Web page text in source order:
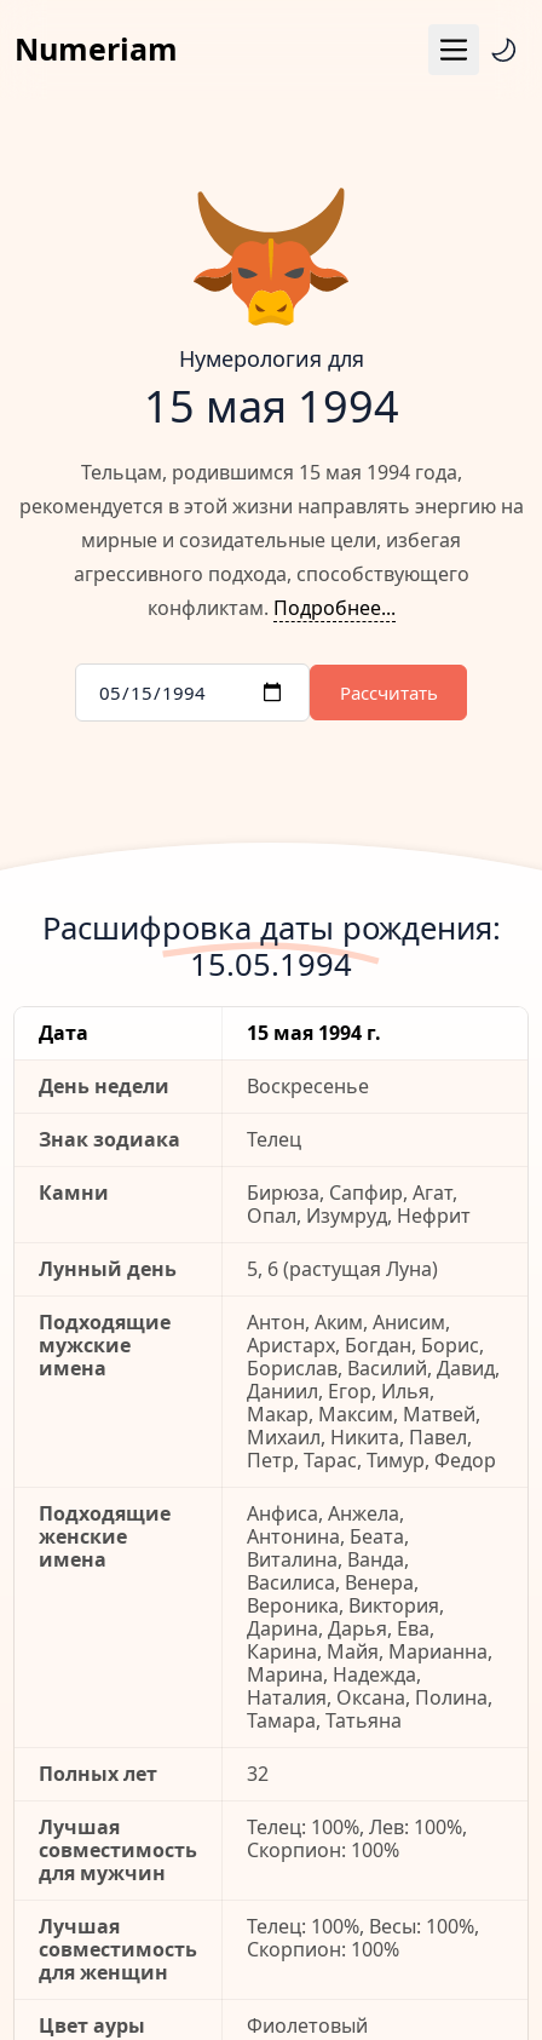
Numeriam Меню
Матрица судьбы
Гороскоп
Календарь
Нумерология для
15 мая 1994
Тельцам, родившимся 15 мая 1994 года,
рекомендуется в этой жизни направлять энергию на
мирные и созидательные цели, избегая
агрессивного подхода, способствующего
конфликтам. Подробнее...
Рассчитать
Расшифровка даты рождения:
15.05.1994
Дата
15 мая 1994 г.
День недели
Воскресенье
Знак зодиака
Телец
Камни
Бирюза, Сапфир, Агат,
Опал, Изумруд, Нефрит
Лунный день
5, 6 (растущая Луна)
Подходящие
мужские
имена
Антон, Аким, Анисим,
Аристарх, Богдан, Борис,
Борислав, Василий, Давид,
Даниил, Егор, Илья,
Макар, Максим, Матвей,
Михаил, Никита, Павел,
Петр, Тарас, Тимур, Федор
Подходящие
женские
имена
Анфиса, Анжела,
Антонина, Беата,
Виталина, Ванда,
Василиса, Венера,
Вероника, Виктория,
Дарина, Дарья, Ева,
Карина, Майя, Марианна,
Марина, Надежда,
Наталия, Оксана, Полина,
Тамара, Татьяна
Полных лет
32
Лучшая
совместимость
для мужчин
Телец: 100%, Лев: 100%,
Скорпион: 100%
Лучшая
совместимость
для женщин
Телец: 100%, Весы: 100%,
Скорпион: 100%
Цвет ауры
Фиолетовый